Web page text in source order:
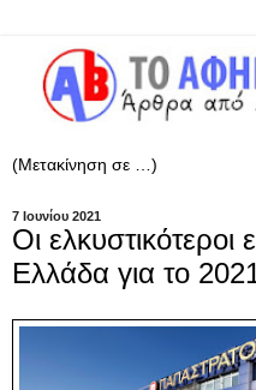
7 Ιουνίου 2021
Οι ελκυστικότεροι
Ελλάδα για το